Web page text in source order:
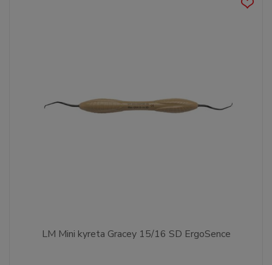
LM Mini kyreta Gracey 15/16 SD ErgoSence